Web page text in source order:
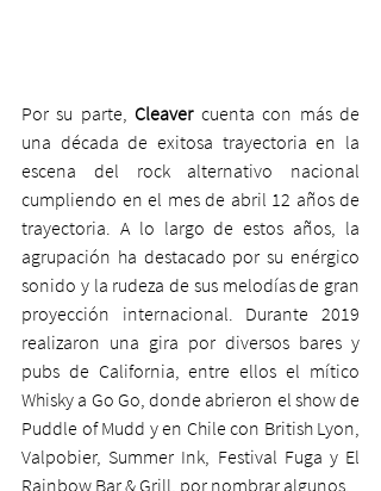
Por su parte, Cleaver cuenta con más de
una década de exitosa trayectoria en la
escena del rock alternativo nacional
cumpliendo en el mes de abril 12 años de
trayectoria. A lo largo de estos años, la
agrupación ha destacado por su enérgico
sonido y la rudeza de sus melodías de gran
proyección internacional. Durante 2019
realizaron una gira por diversos bares y
pubs de California, entre ellos el mítico
Whisky a Go Go, donde abrieron el show de
Puddle of Mudd y en Chile con British Lyon,
Valpobier, Summer Ink, Festival Fuga y El
Rainbow Bar & Grill, por nombrar algunos.